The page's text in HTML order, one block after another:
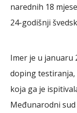
narednih 18
24-godišnji
Imer je u januaru
doping testiranja,
koja ga je
Međunarodni